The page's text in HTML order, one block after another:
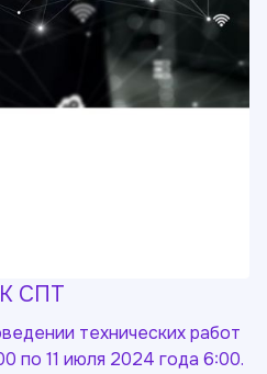
СПТ
технических работ
по 11 июля 2024 года 6:00.